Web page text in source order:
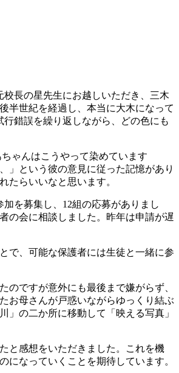
長の星先生にお越しいただき、三木
半世紀を経過し、本当に大木になって
錯誤を繰り返しながら、どの色にも
ゃんはこうやって染めています
」という彼の意見に従った記憶があり
たらいいなと思います。
を募集し、12組の応募がありまし
の会に相談しました。昨年は申請が遅
で、可能な保護者には生徒と一緒に参
ですが意外にも最後まで嫌がらず、
お母さんが戸惑いながらゆっくり結ぶ
の二か所に移動して「映える写真」
と感想をいただきました。これを機
なっていくことを期待しています。